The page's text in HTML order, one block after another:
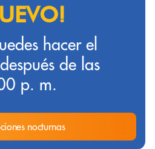
hacer el
de las
p. m.
nocturnas